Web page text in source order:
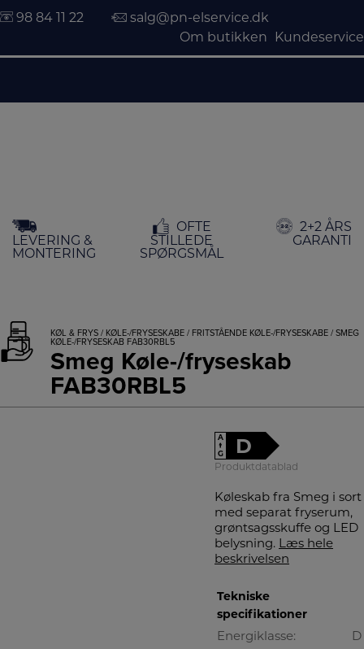
indholdet
98 84 11 22
salg@pn-elservice.dk
Om butikken
Kundeservice
LEVERING &
MONTERING
OFTE
STILLEDE
SPØRGSMÅL
2+2 ÅRS
GARANTI
KØL & FRYS / KØLE-/FRYSESKABE / FRITSTÅENDE KØLE-/FRYSESKABE / SMEG
KØLE-/FRYSESKAB FAB30RBL5
Smeg Køle-/fryseskab
FAB30RBL5
A
↑
G
D
Produktdatablad
Køleskab fra Smeg i sort
med separat fryserum,
grøntsagsskuffe og LED
belysning. Læs hele
beskrivelsen
Tekniske
specifikationer
Energiklasse:
D